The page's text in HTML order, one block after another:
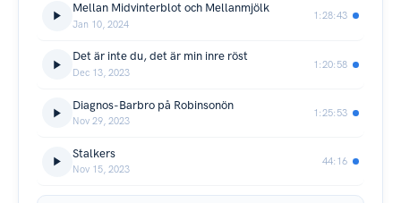
Mellan Midvinterblot och Mellanmjölk
Jan 10, 2024
1:28:43
Det är inte du, det är min inre röst
Dec 13, 2023
1:20:58
Diagnos-Barbro på Robinsonön
Nov 29, 2023
1:25:53
Stalkers
Nov 15, 2023
44:16